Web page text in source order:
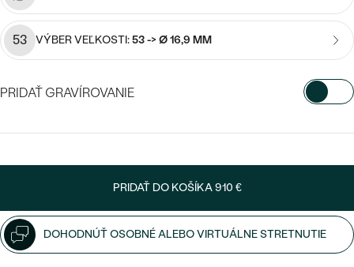
Wave kolekcia
PODĽA TVARU DRAHOKAMU
NA MIERU
DIAMANTY
náušnice
Personalizované
prívesky
Najpredávanejšie
prstene
53 VÝBER VEĽKOSTI:53 -> Ø 16,9 MM
PRIDAŤ GRAVÍROVANIE
PRIDAŤ DO KOŠÍKA910 €
DOHODNÚŤ OSOBNÉ ALEBO VIRTUÁLNE STRETNUTIE